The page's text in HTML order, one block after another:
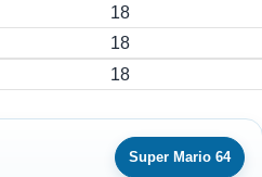
18
18
18
Super Mario 64